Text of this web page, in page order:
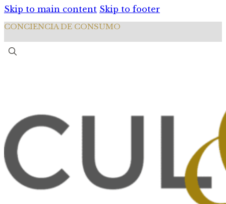
Skip to main content Skip to footer
CONCIENCIA DE CONSUMO